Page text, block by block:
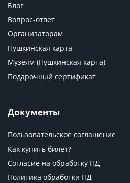
Блог
Вопрос-ответ
Организаторам
Пушкинская карта
Музеям (Пушкинская карта)
Подарочный сертификат
Документы
Пользовательское соглашение
Как купить билет?
Согласие на обработку ПД
Политика обработки ПД